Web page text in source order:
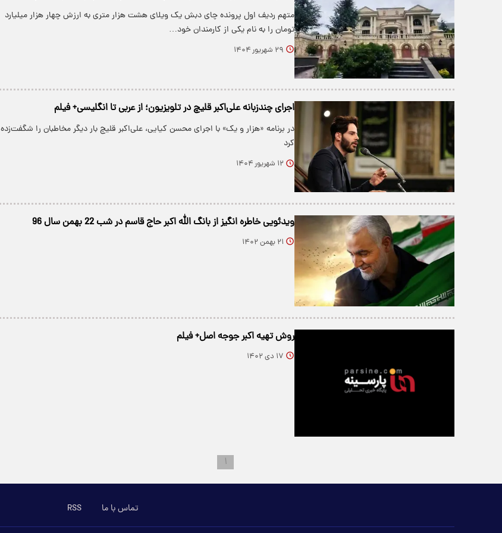
متهم ردیف اول پرونده چای دبش یک ویلای هشت هزار متری به ارزش چهار هزار میلیارد
تومان را به نام یکی از کارمندان خود…
۲۹ شهریور ۱۴۰۴
اجرای چندزبانه علی‌اکبر قلیچ در تلویزیون؛ از عربی تا انگلیسی+ فیلم
در برنامه «هزار و یک» با اجرای محسن کیایی، علی‌اکبر قلیچ بار دیگر مخاطبان را شگفت‌زده
کرد
۱۲ شهریور ۱۴۰۴
ویدئویی خاطره انگیز از بانگ الله اکبر حاج قاسم در شب 22 بهمن سال 96
۲۱ بهمن ۱۴۰۲
روش تهیه اکبر جوجه اصل+ فیلم
۱۷ دی ۱۴۰۲
۱
تماس با ما RSS